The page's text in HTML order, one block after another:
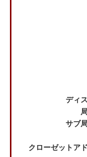
ディ
サブ
クローゼットア